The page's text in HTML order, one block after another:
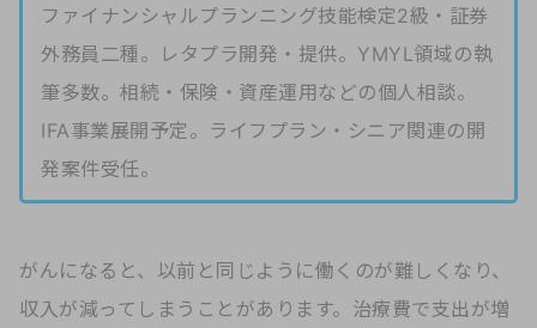
ファイナンシャルプランニング技能検定2級・証券
外務員二種。レタプラ開発・提供。YMYL領域の執
筆多数。相続・保険・資産運用などの個人相談。
IFA事業展開予定。ライフプラン・シニア関連の開
発案件受任。
がんになると、以前と同じように働くのが難しくなり、
収入が減ってしまうことがあります。治療費で支出が増